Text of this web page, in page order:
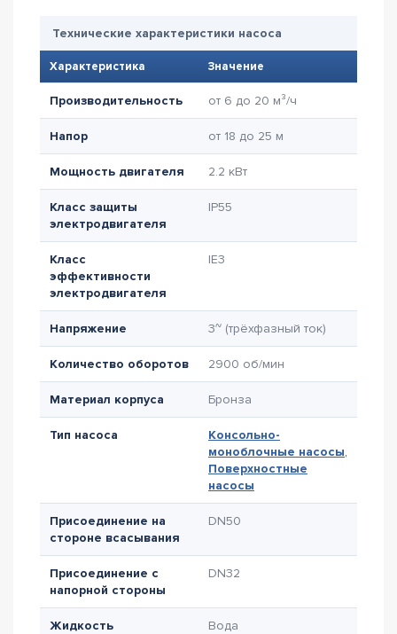
Технические характеристики насоса
Характеристика Значение
Производительность от 6 до 20 м³/ч
Напор от 18 до 25 м
Мощность двигателя 2.2 кВт
Класс защиты
электродвигателя
IP55
Класс
эффективности
электродвигателя
IE3
Напряжение 3~ (трёхфазный ток)
Количество оборотов 2900 об/мин
Материал корпуса Бронза
Тип насоса
Консольно-
моноблочные насосы,
Поверхностные
насосы
Присоединение на
стороне всасывания
DN50
Присоединение с
напорной стороны
DN32
Жидкость Вода